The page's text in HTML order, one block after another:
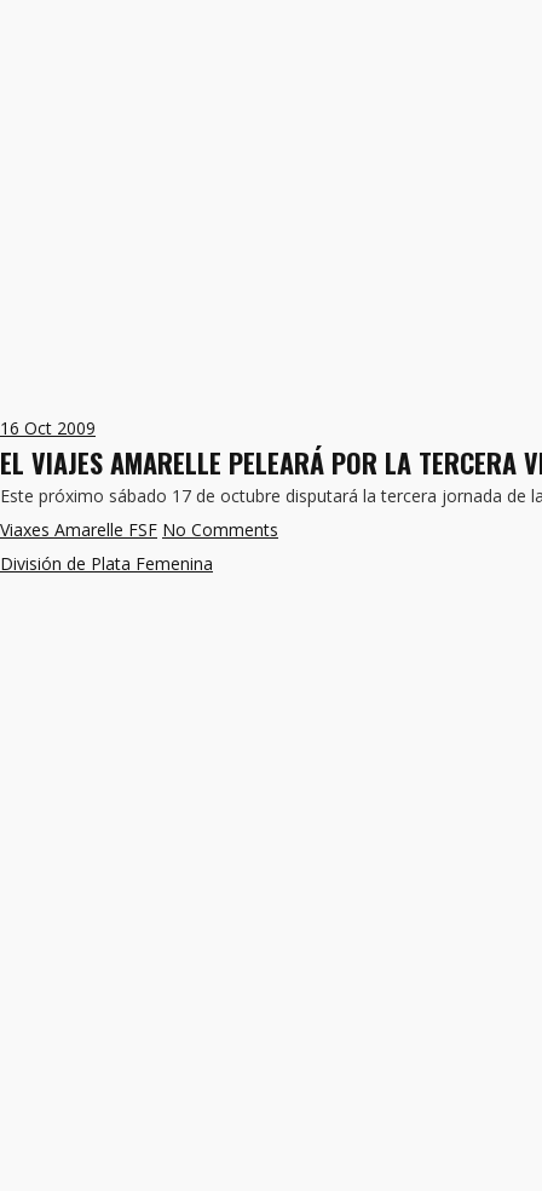
16 Oct 2009
EL VIAJES AMARELLE PELEARÁ POR LA TERCERA
Este próximo sábado 17 de octubre disputará la tercera jornada de
Viaxes Amarelle FSF No Comments
División de Plata Femenina